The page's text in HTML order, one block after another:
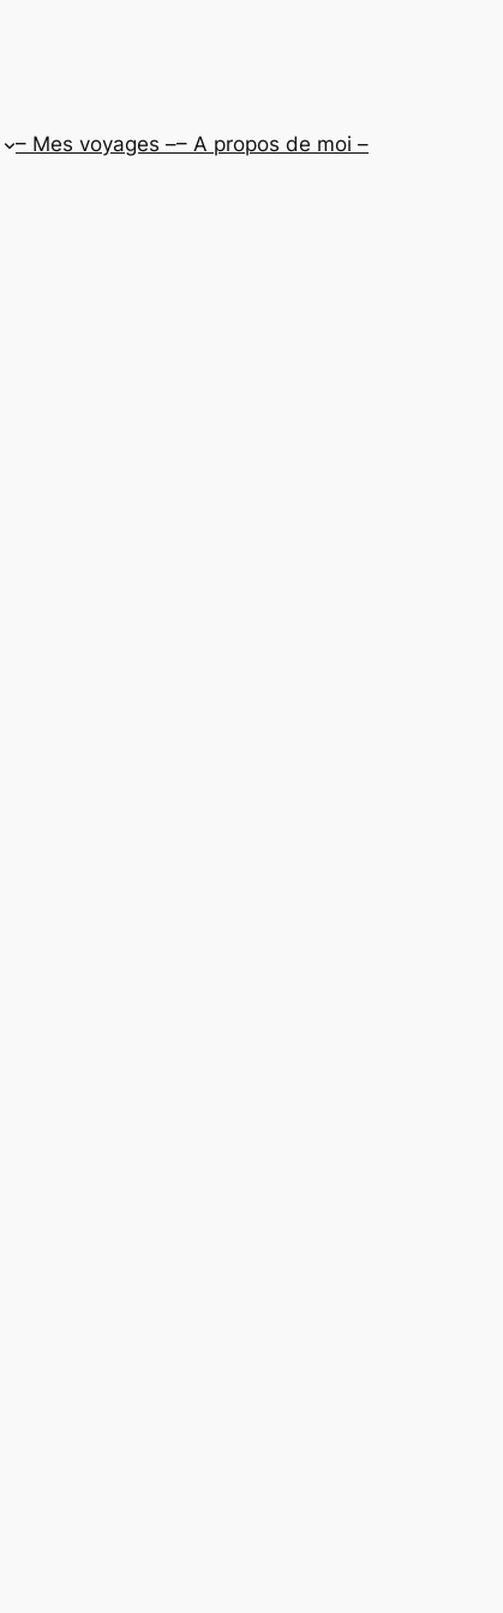
– Mes voyages –– A propos de moi –